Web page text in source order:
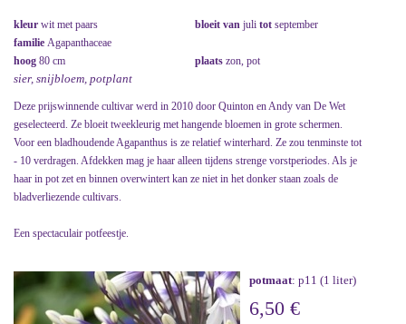
kleur wit met paars bloeit van juli tot september
familie Agapanthaceae
hoog 80 cm plaats zon, pot
sier, snijbloem, potplant
Deze prijswinnende cultivar werd in 2010 door Quinton en Andy van De Wet
geselecteerd. Ze bloeit tweekleurig met hangende bloemen in grote schermen.
Voor een bladhoudende Agapanthus is ze relatief winterhard. Ze zou tenminste tot
- 10 verdragen. Afdekken mag je haar alleen tijdens strenge vorstperiodes. Als je
haar in pot zet en binnen overwintert kan ze niet in het donker staan zoals de
bladverliezende cultivars.
Een spectaculair potfeestje.
potmaat: p11 (1 liter)
6,50 €